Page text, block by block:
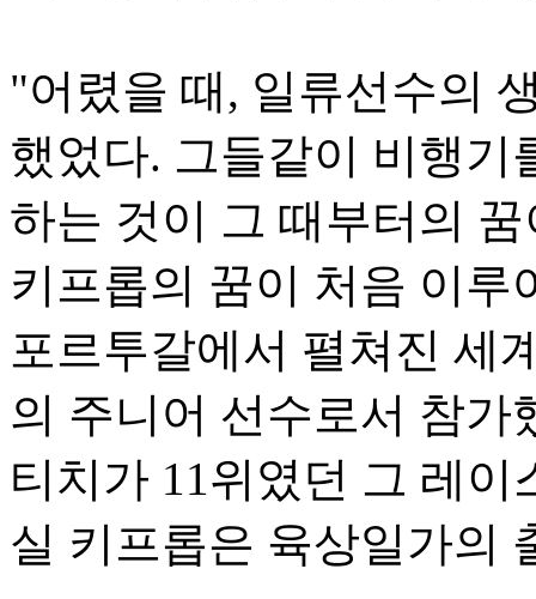
"어렸을 때, 일류선수의
했었다. 그들같이 비행기
하는 것이 그 때부터의
키프롭의 꿈이 처음 이루
포르투갈에서 펼쳐진 세
의 주니어 선수로서 참가
티치가 11위였던 그 레
실 키프롭은 육상일가의